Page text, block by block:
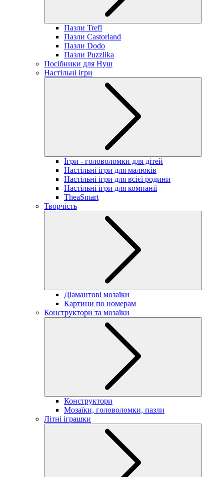
Пазли Trefl
Пазли Castorland
Пазли Dodo
Пазли Puzzlika
Посібники для Нуш
Настільні ігри
Ігри - головоломки для дітей
Настільні ігри для малюків
Настільні ігри для всієї родини
Настільні ігри для компанії
TheaSmart
Творчість
Діамантові мозаїки
Картини по номерам
Конструктори та мозаїки
Конструктори
Мозаїки, головоломки, пазли
Літні іграшки